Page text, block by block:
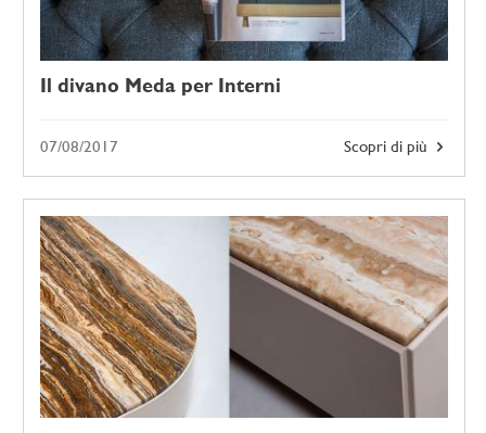
Il divano Meda per Interni
Scopri di più
07/08/2017